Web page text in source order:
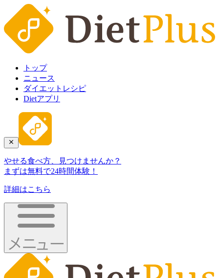
トップ
ニュース
ダイエットレシピ
Dietアプリ
やせる食べ方、見つけませんか？
まずは無料で24時間体験！
詳細はこちら